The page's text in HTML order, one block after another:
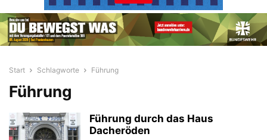
Start Schlagworte Führung
Führung
Führung durch das Haus
Dacheröden